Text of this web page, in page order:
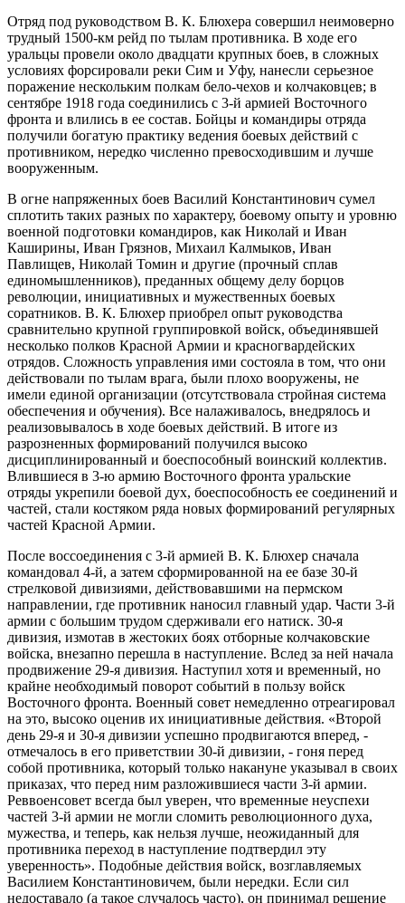
Отряд под руководством В. К. Блюхера совершил неимоверно
трудный 1500-км рейд по тылам противника. В ходе его
уральцы провели около двадцати крупных боев, в сложных
условиях форсировали реки Сим и Уфу, нанесли серьезное
поражение нескольким полкам бело-чехов и колчаковцев; в
сентябре 1918 года соединились с 3-й армией Восточного
фронта и влились в ее состав. Бойцы и командиры отряда
получили богатую практику ведения боевых действий с
противником, нередко численно превосходившим и лучше
вооруженным.
В огне напряженных боев Василий Константинович сумел
сплотить таких разных по характеру, боевому опыту и уровню
военной подготовки командиров, как Николай и Иван
Каширины, Иван Грязнов, Михаил Калмыков, Иван
Павлищев, Николай Томин и другие (прочный сплав
единомышленников), преданных общему делу борцов
революции, инициативных и мужественных боевых
соратников. В. К. Блюхер приобрел опыт руководства
сравнительно крупной группировкой войск, объединявшей
несколько полков Красной Армии и красногвардейских
отрядов. Сложность управления ими состояла в том, что они
действовали по тылам врага, были плохо вооружены, не
имели единой организации (отсутствовала стройная система
обеспечения и обучения). Все налаживалось, внедрялось и
реализовывалось в ходе боевых действий. В итоге из
разрозненных формирований получился высоко
дисциплинированный и боеспособный воинский коллектив.
Влившиеся в 3-ю армию Восточного фронта уральские
отряды укрепили боевой дух, боеспособность ее соединений и
частей, стали костяком ряда новых формирований регулярных
частей Красной Армии.
После воссоединения с 3-й армией В. К. Блюхер сначала
командовал 4-й, а затем сформированной на ее базе 30-й
стрелковой дивизиями, действовавшими на пермском
направлении, где противник наносил главный удар. Части 3-й
армии с большим трудом сдерживали его натиск. 30-я
дивизия, измотав в жестоких боях отборные колчаковские
войска, внезапно перешла в наступление. Вслед за ней начала
продвижение 29-я дивизия. Наступил хотя и временный, но
крайне необходимый поворот событий в пользу войск
Восточного фронта. Военный совет немедленно отреагировал
на это, высоко оценив их инициативные действия. «Второй
день 29-я и 30-я дивизии успешно продвигаются вперед, -
отмечалось в его приветствии 30-й дивизии, - гоня перед
собой противника, который только накануне указывал в своих
приказах, что перед ним разложившиеся части 3-й армии.
Реввоенсовет всегда был уверен, что временные неуспехи
частей 3-й армии не могли сломить революционного духа,
мужества, и теперь, как нельзя лучше, неожиданный для
противника переход в наступление подтвердил эту
уверенность». Подобные действия войск, возглавляемых
Василием Константиновичем, были нередки. Если сил
недоставало (а такое случалось часто), он принимал решение